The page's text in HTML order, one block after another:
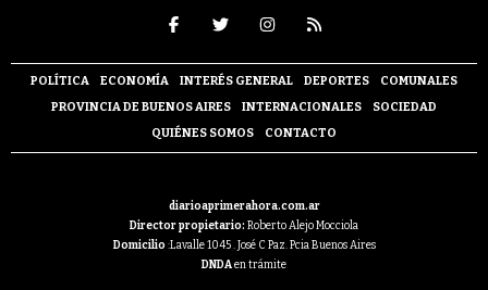
POLÍTICA ECONOMÍA INTERÉS GENERAL DEPORTES
COMUNALES
PROVINCIA DE BUENOS AIRES
INTERNACIONALES
SOCIEDAD
QUIÉNES SOMOS
CONTACTO
diarioaprimerahora.com.ar
Director propietario: Roberto Alejo Mocciola
Domicilio :Lavalle 1045 . José C Paz. Pcia Buenos Aires
DNDAen trámite